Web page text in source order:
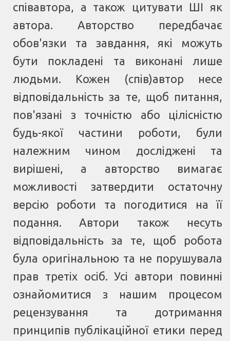
співавтора, а також цитувати ШІ як
автора. Авторство передбачає
обов'язки та завдання, які можуть
бути покладені та виконані лише
людьми. Кожен (спів)автор несе
відповідальність за те, щоб питання,
пов'язані з точністю або цілісністю
будь-якої частини роботи, були
належним чином досліджені та
вирішені, а авторство вимагає
можливості затвердити остаточну
версію роботи та погодитися на її
подання. Автори також несуть
відповідальність за те, щоб робота
була оригінальною та не порушувала
прав третіх осіб. Усі автори повинні
ознайомитися з нашим процесом
рецензування та дотримання
принципів публікаційної етики перед